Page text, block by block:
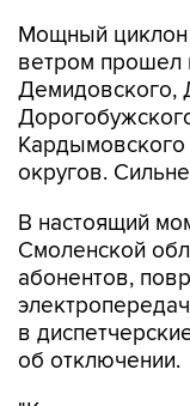
Мощный циклон
ветром прошел
Демидовского,
округов.
В настоящий
Смоленской
абонентов,
в
об отключении.